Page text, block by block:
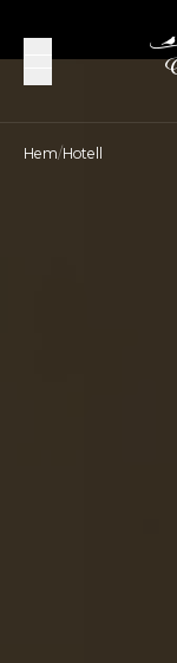
Hem/Hotell